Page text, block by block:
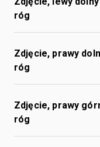
róg
Zdjęcie, prawy
róg
Zdjęcie, prawy
róg